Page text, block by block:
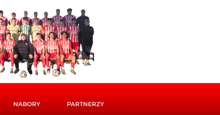
NABORY PARTNERZY